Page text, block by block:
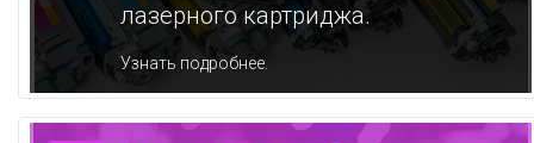
лазерного картриджа.
Узнать подробнее.